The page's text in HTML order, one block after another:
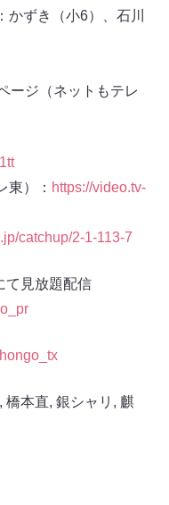
ずき（小6）、石川
ージ（ネットもテレ
東）： https://video.tv-
catchup/2-1-113-7
て見放題配信
, 橋本直, 銀シャリ , 麒